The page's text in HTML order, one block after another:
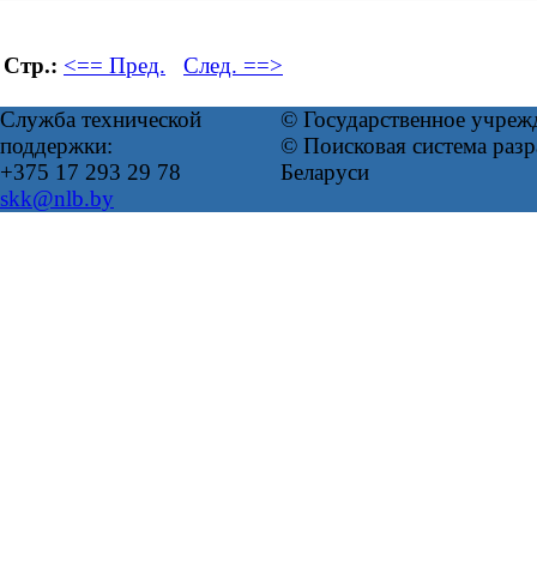
Стр.: <== Пред. След. ==>
Служба технической
поддержки:
+375 17 293 29 78
skk@nlb.by
© Государственное
© Поисковая система
Беларуси